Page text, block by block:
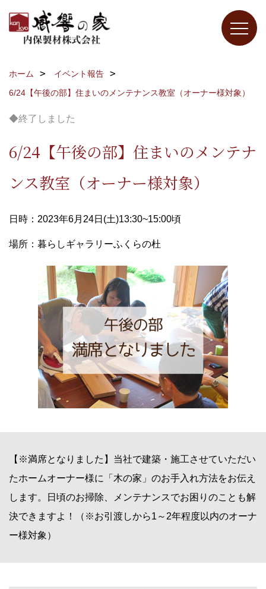
ホーム
イベント報告
6/24【午後の部】住まいのメンテナンス教室（オーナー様対象）
◆終了しました
6/24【午後の部】住まいのメンテナ
ンス教室（オーナー様対象）
日時：2023年6月24日(土)13:30~15:00頃
場所：暮らしギャラリーふくらの杜
【※満席となりました】当社で建築・施工させていただい
たホームオーナー様に「木の家」のお手入れ方法をお伝え
します。日頃のお掃除、メンテナンスでお困りのことも解
決できますよ！（※お引渡しから1～2年程度以内のオーナ
ー様対象）